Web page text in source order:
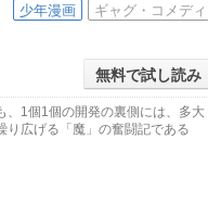
少年漫画 ギャグ・コメディ
無料で試し読み
1個1個の開発の裏側には、多大
広げる「魔」の奮闘記である